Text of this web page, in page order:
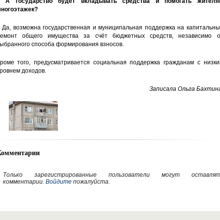
Да, возможна государственная и муниципальная поддержка на
общего имущества за счёт бюджетных средств, независимо
способа формирования взносов.
того, предусматривается социальная поддержка гражданам с
доходов.
Записала Ольга
Только зарегистрированные пользователи могут
комментарии. Войдитепожалуйста.